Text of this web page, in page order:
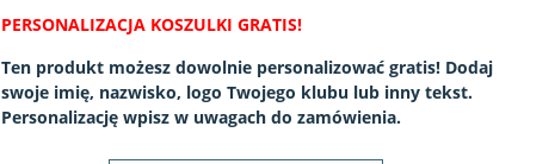
PERSONALIZACJA KOSZULKI GRATIS!
Ten produkt możesz dowolnie personalizować gratis! Dodaj
swoje imię, nazwisko, logo Twojego klubu lub inny tekst.
Personalizację wpisz w uwagach do zamówienia.